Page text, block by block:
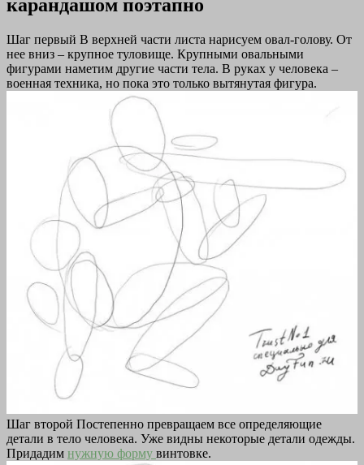
карандашом поэтапно
Шаг первый В верхней части листа нарисуем овал-голову. От
нее вниз – крупное туловище. Крупными овальными
фигурами наметим другие части тела. В руках у человека –
военная техника, но пока это только вытянутая фигура.
Шаг второй Постепенно превращаем все определяющие
детали в тело человека. Уже видны некоторые детали одежды.
Придадим нужную форму винтовке.